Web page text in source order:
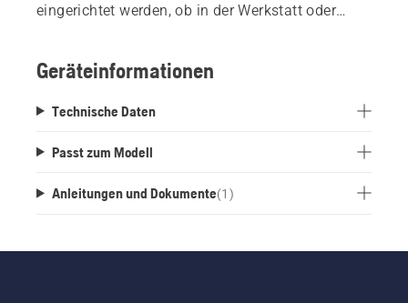
eingerichtet werden, ob in der Werkstatt oder
Wandhalterung sind im Lieferumfang enthalten.
Befestigungshalterungen, Kabel und andere Teile
Geräteinformationen
Technische Daten
Passt zum Modell
Anleitungen und Dokumente(1 )